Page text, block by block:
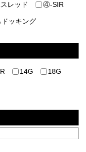
レッド ④-SIR
ッキング
14G 18G